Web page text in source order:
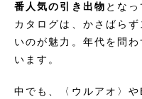
番人気の引き出物 とな
カタログは、かさばら
いのが魅力。年代を問
います。
中でも、〈ウルアオ〉